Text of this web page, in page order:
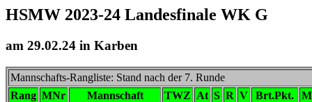
HSMW 2023-24 Landesfinale WK G
am 29.02.24 in Karben
Mannschafts-Rangliste: Stand nach der 7. Runde
Rang MNr Mannschaft TWZ At S R V Brt.Pkt.